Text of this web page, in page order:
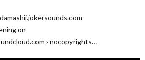
on
› nocopyrights…